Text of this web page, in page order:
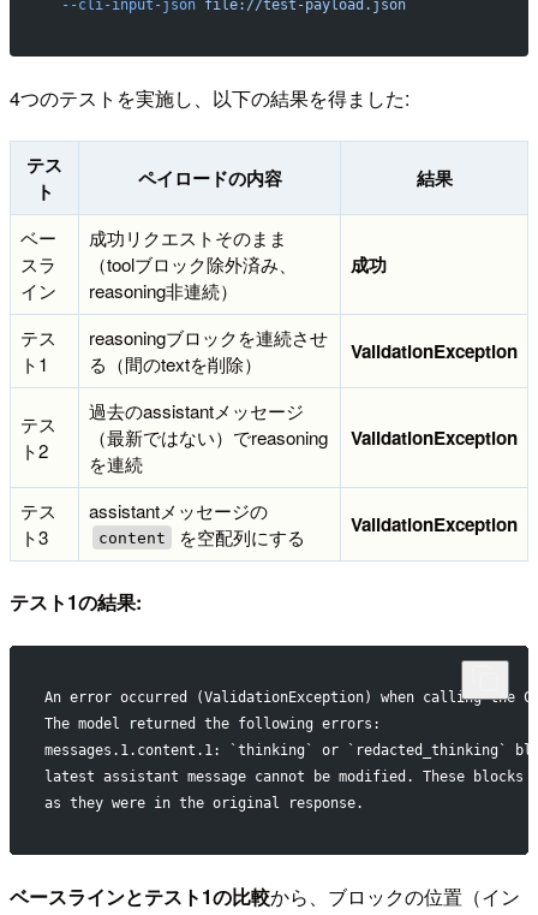
  --cli-input-json
file://test-payload.json
4つのテストを実施し、以下の結果を得ました:
テス
ト
ペイロードの内容 結果
ベー
スラ
イン
成功リクエストそのまま
（toolブロック除外済み、
reasoning非連続）
成功
テス
ト1
reasoningブロックを連続させ
る（間のtextを削除）
ValidationException
テス
ト2
過去のassistantメッセージ
（最新ではない）でreasoning
を連続
ValidationException
テス
ト3
assistantメッセージの
content を空配列にする ValidationException
テスト1の結果:
An error occurred (ValidationException) when calling the
The model returned the following errors:
messages.1.content.1: `thinking` or `redacted_thinking`
latest assistant message cannot be modified. These blocks
as they were in the original response.
ベースラインとテスト1の比較から、ブロックの位置（イン